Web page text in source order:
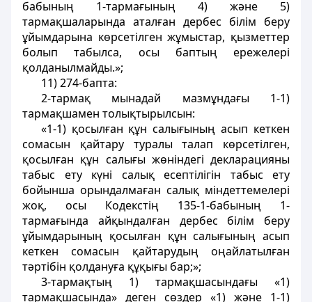
бабының 1-тармағының 4) және 5)
тармақшаларында аталған дербес білім беру
ұйымдарына көрсетiлген жұмыстар, қызметтер
болып табылса, осы баптың ережелерi
қолданылмайды.»;
11) 274-бапта:
2-тармақ мынадай мазмұндағы 1-1)
тармақшамен толықтырылсын:
«1-1) қосылған құн салығының асып кеткен
сомасын қайтару туралы талап көрсетiлген,
қосылған құн салығы жөніндегі декларацияны
табыс ету күнi салық есептiлiгiн табыс ету
бойынша орындалмаған салық мiндеттемелерi
жоқ, осы Кодекстiң 135-1-бабының 1-
тармағында айқындалған дербес білім беру
ұйымдарының қосылған құн салығының асып
кеткен сомасын қайтарудың оңайлатылған
тәртібін қолдануға құқығы бар;»;
3-тармақтың 1) тармақшасындағы «1)
тармақшасында» деген сөздер «1) және 1-1)